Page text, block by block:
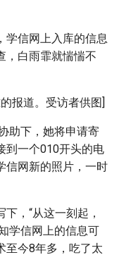
学信网上入库的信息
，白雨霏就惴惴不
报道。受访者供图]
助下，她将申请寄
到一个010开头的电
信网新的照片，一时
，“从这一刻起，
学信网上的信息可
至今8年多，吃了太